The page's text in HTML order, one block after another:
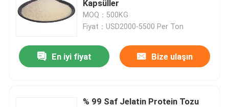
Kapsüller
MOQ：500KG
Fiyat：USD2000-5500 Per Ton
En iyi fiyat Bize ulaşın
% 99 Saf Jelatin Protein Tozu